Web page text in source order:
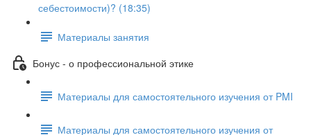
себестоимости)? (18:35)
Материалы занятия
Бонус - о профессиональной этике
Материалы для самостоятельного изучения от PMI
Материалы для самостоятельного изучения от